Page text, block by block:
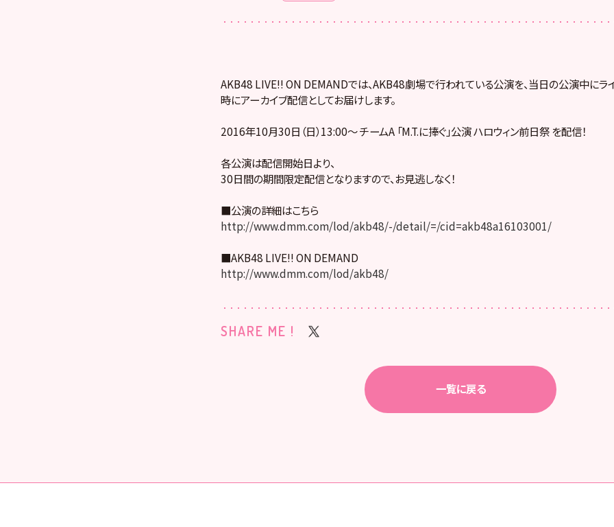
AKB48 LIVE!! ON DEMANDでは、AKB48劇場で行われている公演を、当日の公演中にラ
時にアーカイブ配信としてお届けします。
2016年10月30日（日）13:00～ チームA 「M.T.に捧ぐ」公演 ハロウィン前日祭 を配信！
各公演は配信開始日より、
30日間の期間限定配信となりますので、お見逃しなく！
■公演の詳細はこちら
http://www.dmm.com/lod/akb48/-/detail/=/cid=akb48a16103001/
■AKB48 LIVE!! ON DEMAND
http://www.dmm.com/lod/akb48/
SHARE ME !
一覧に戻る